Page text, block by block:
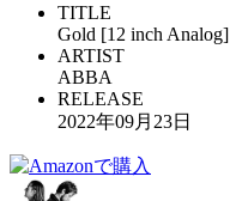
TITLE
Gold [12 inch Analog]
ARTIST
ABBA
RELEASE
2022年09月23日